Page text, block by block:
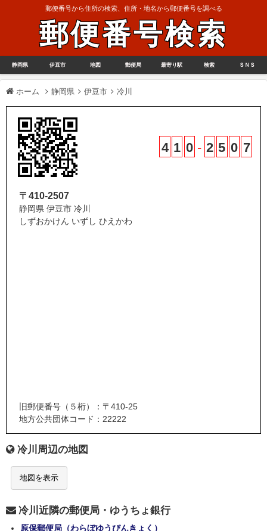
郵便番号から住所の検索、住所・地名から郵便番号を調べる
郵便番号検索
静岡県 伊豆市 地図 郵便局 最寄り駅 検索 ＳＮＳ
ホーム 静岡県 伊豆市 冷川
4 1 0 - 2 5 0 7
〒410-2507
静岡県 伊豆市 冷川
しずおかけん いずし ひえかわ
旧郵便番号（５桁）：〒410-25
地方公共団体コード：22222
冷川周辺の地図
地図を表示
冷川近隣の郵便局・ゆうちょ銀行
原保郵便局（わらぼゆうびんきょく）